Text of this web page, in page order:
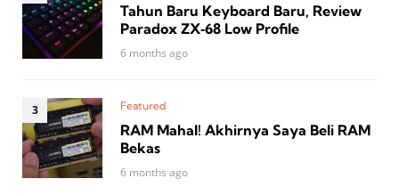
Tahun Baru Keyboard Baru, Review
Paradox ZX‑68 Low Profile
6 months ago
Featured
RAM Mahal! Akhirnya Saya Beli RAM
Bekas
6 months ago